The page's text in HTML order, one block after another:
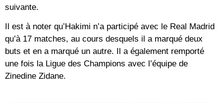
suivante.
Il est à noter qu’Hakimi n’a participé avec le Real Madrid
qu’à 17 matches, au cours desquels il a marqué deux
buts et en a marqué un autre. Il a également remporté
une fois la Ligue des Champions avec l’équipe de
Zinedine Zidane.